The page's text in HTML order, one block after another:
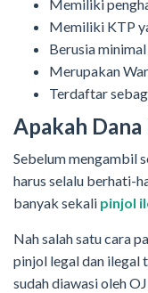
Memiliki
Memiliki KTP
Berusia
Merupakan
Terdaftar
Apakah
Sebelum mengambil
harus selalu berhati-
banyak sekali pinjol
Nah salah satu cara
pinjol legal dan ilegal
sudah diawasi oleh